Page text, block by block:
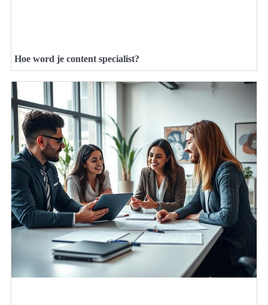
Hoe word je content specialist?